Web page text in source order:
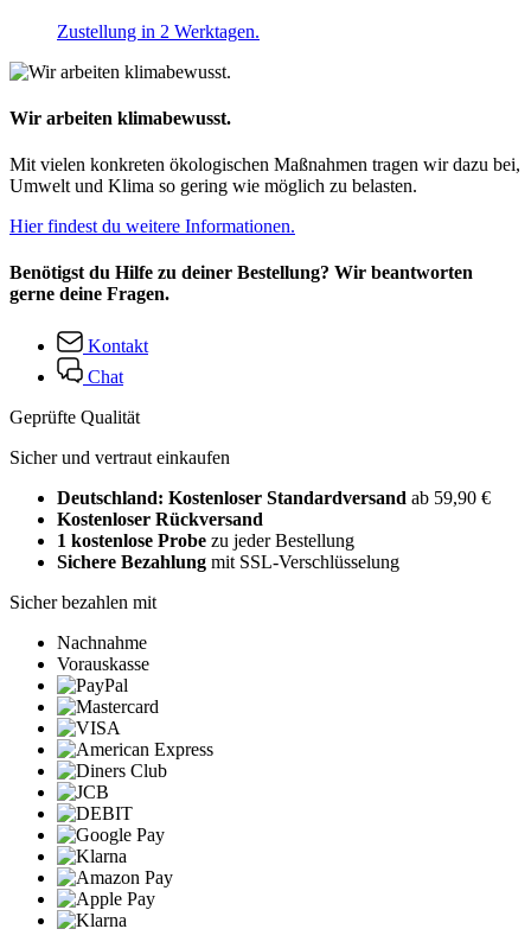
Zustellung in 2 Werktagen.
Wir arbeiten klimabewusst.
Mit vielen konkreten ökologischen Maßnahmen tragen wir dazu bei,
Umwelt und Klima so gering wie möglich zu belasten.
Hier findest du weitere Informationen.
Benötigst du Hilfe zu deiner Bestellung? Wir beantworten
gerne deine Fragen.
Kontakt
Chat
Geprüfte Qualität
Sicher und vertraut einkaufen
Deutschland: Kostenloser Standardversand ab 59,90 €
Kostenloser Rückversand
1 kostenlose Probe zu jeder Bestellung
Sichere Bezahlung mit SSL-Verschlüsselung
Sicher bezahlen mit
Nachnahme
Vorauskasse